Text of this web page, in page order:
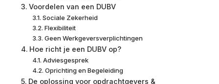
Voordelen van een DUBV
Sociale Zekerheid
Flexibiliteit
Geen Werkgeversverplichtingen
Hoe richt je een DUBV op?
Adviesgesprek
Oprichting en Begeleiding
De oplossing voor opdrachtgevers &